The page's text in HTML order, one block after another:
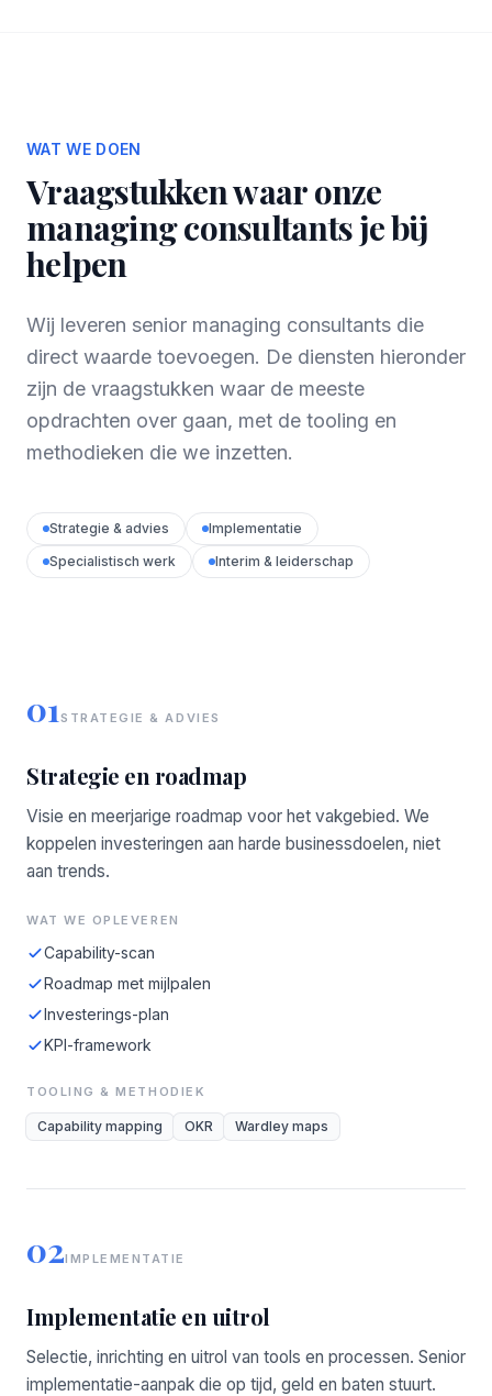
WAT WE DOEN
Vraagstukken waar onze
managing consultants je bij
helpen
Wij leveren senior managing consultants die
direct waarde toevoegen. De diensten hieronder
zijn de vraagstukken waar de meeste
opdrachten over gaan, met de tooling en
methodieken die we inzetten.
Strategie & advies
Implementatie
Specialistisch werk
Interim & leiderschap
01STRATEGIE & ADVIES
Strategie en roadmap
Visie en meerjarige roadmap voor het vakgebied. We
koppelen investeringen aan harde businessdoelen, niet
aan trends.
WAT WE OPLEVEREN
Capability-scan
Roadmap met mijlpalen
Investerings-plan
KPI-framework
TOOLING & METHODIEK
Capability mapping OKR Wardley maps
02IMPLEMENTATIE
Implementatie en uitrol
Selectie, inrichting en uitrol van tools en processen. Senior
implementatie-aanpak die op tijd, geld en baten stuurt.